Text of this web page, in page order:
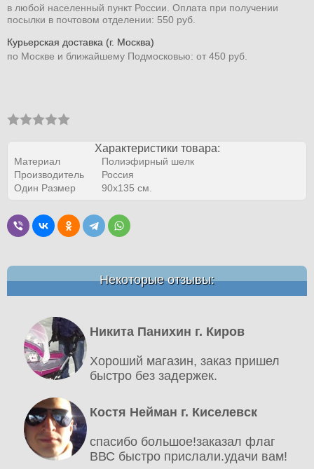
в любой населенный пункт России. Оплата при получении
посылки в почтовом отделении: 550 руб.
Курьерская доставка (г. Москва)
по Москве и ближайшему Подмосковью: от 450 руб.
Характеристики товара:
Материал
Полиэфирный шелк
Производитель
Россия
Один Размер
90х135 см.
Некоторые отзывы:
Никита Панихин г. Киров
Хороший магазин, заказ пришел
быстро без задержек.
Костя Нейман г. Киселевск
спасибо большое!заказал флаг
ВВС быстро прислали.удачи вам!